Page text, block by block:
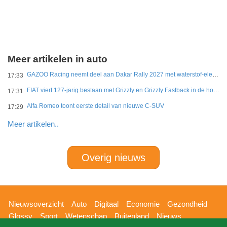
Meer artikelen in auto
17:33 GAZOO Racing neemt deel aan Dakar Rally 2027 met waterstof-elektrisch prototype van DKR GR Hilux
17:31 FIAT viert 127-jarig bestaan met Grizzly en Grizzly Fastback in de hoofdrol
17:29 Alfa Romeo toont eerste detail van nieuwe C-SUV
Meer artikelen..
Overig nieuws
Hoofdnavigatie
Nieuwsoverzicht Auto Digitaal Economie
Gezondheid
Glossy
Sport Wetenschap Buitenland
Nieuws